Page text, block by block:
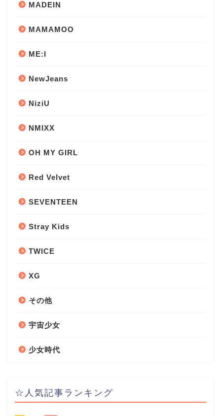
MADEIN
MAMAMOO
ME:I
NewJeans
NiziU
NMIXX
OH MY GIRL
Red Velvet
SEVENTEEN
Stray Kids
TWICE
XG
その他
宇宙少女
少女時代
☆人気記事ランキング